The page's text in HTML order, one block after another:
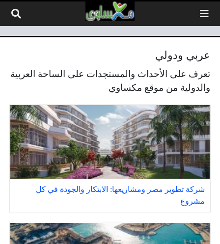
عربي ودولي
تعرف على الأحداث والمستجدات على الساحة العربية
والدولية من موقع مكساوي
شركة تطوير مصر ومشاريعها: الابتكار والجودة في كل
مشروع